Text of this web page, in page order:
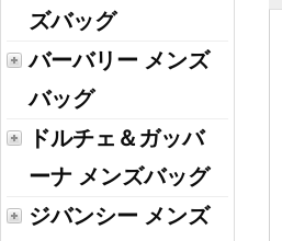
ズバッグ
バーバリー メンズ
バッグ
ドルチェ＆ガッバ
ーナ メンズバッグ
ジバンシー メンズ